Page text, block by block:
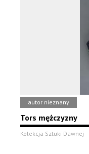
autor nieznany
Tors mężczyzny
Kolekcja Sztuki Dawnej